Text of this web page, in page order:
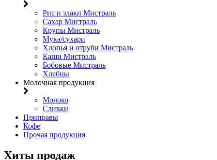
Рис и злаки Мистраль
Сахар Мистраль
Крупы Мистраль
Мука/сухари
Хлопья и отруби Мистраль
Каши Мистраль
Бобовые Мистраль
Хлебцы
Молочная продукция
Молоко
Сливки
Приправы
Кофе
Прочая продукция
Хиты продаж